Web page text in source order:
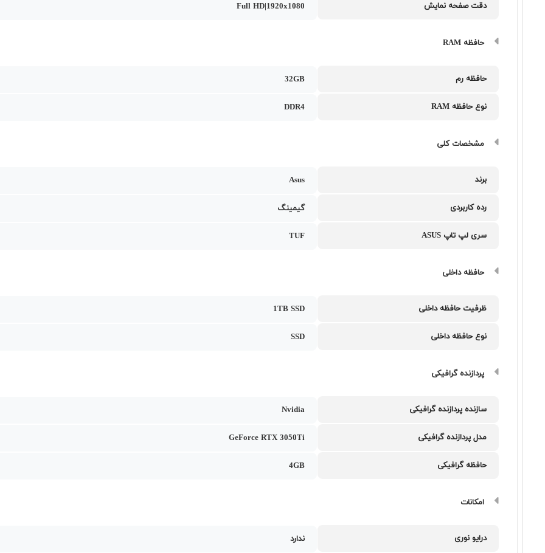
دقت صفحه نمایش Full HD|1920x1080
حافظه RAM
حافظه رم 32GB
نوع حافظه RAM DDR4
مشخصات کلی
برند Asus
رده کاربردی گیمینگ
سری لپ تاپ ASUS TUF
حافظه داخلی
ظرفیت حافظه داخلی 1TB SSD
نوع حافظه داخلی SSD
پردازنده گرافیکی
سازنده پردازنده گرافیکی Nvidia
مدل پردازنده گرافیکی GeForce RTX 3050Ti
حافظه گرافیکی 4GB
امکانات
درایو نوری ندارد